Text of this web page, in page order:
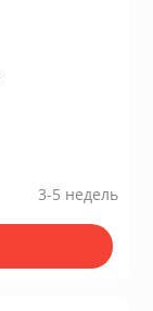
3-5 недель